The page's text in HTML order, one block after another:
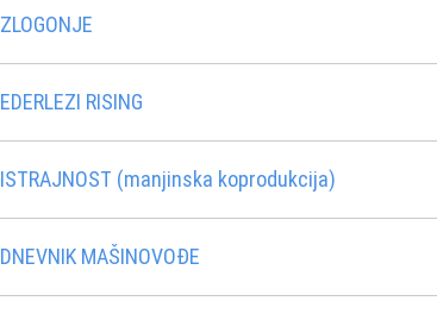
ZLOGONJE
EDERLEZI RISING
ISTRAJNOST (manjinska koprodukcija)
DNEVNIK MAŠINOVOĐE